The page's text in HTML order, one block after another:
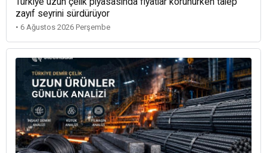
zayıf seyrini sürdürüyor
• 6 Ağustos 2026 Perşembe